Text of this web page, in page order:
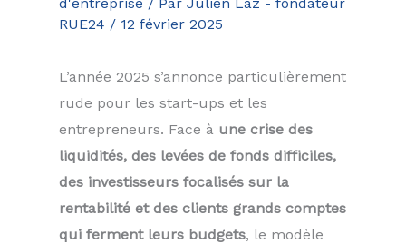
RUE24 / 12 février 2025
L’année 2025 s’annonce particulièrement
rude pour les start-ups et les
entrepreneurs. Face à une crise des
liquidités, des levées de fonds difficiles,
des investisseurs focalisés sur la
rentabilité et des clients grands comptes
qui ferment leurs budgets, le modèle